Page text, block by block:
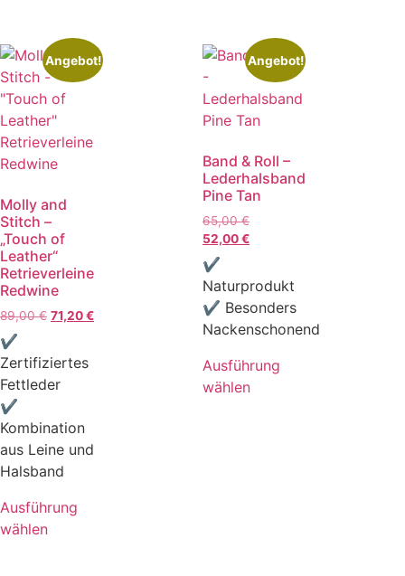
Angebot!
Molly and
Stitch –
„Touch of
Leather“
Retrieverleine
Redwine
89,00€ 71,20€
✔
Zertifiziertes
Fettleder
✔
Kombination
aus Leine und
Halsband
Ausführung
wählen
Angebot!
Band & Roll –
Lederhalsband
Pine Tan
65,00€
52,00€
✔
Naturprodukt
✔ Besonders
Nackenschonend
Ausführung
wählen